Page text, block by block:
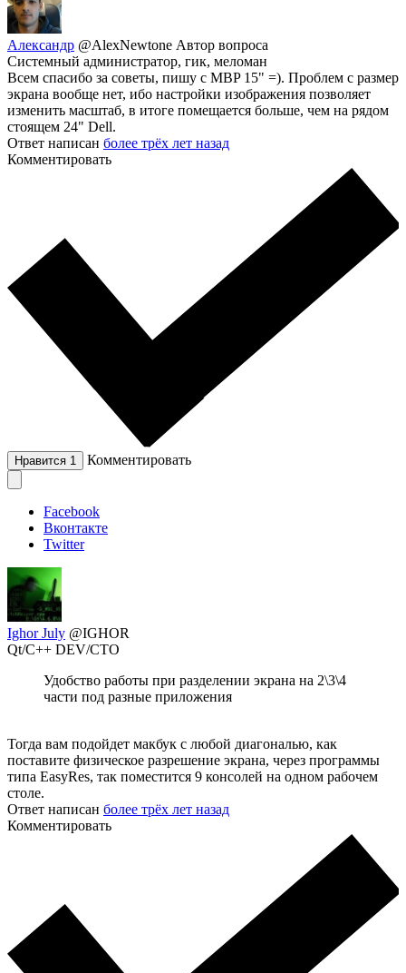
Александр @AlexNewtone Автор вопроса
Системный администратор, гик, меломан
Всем спасибо за советы, пишу с MBP 15" =). Проблем с размер
экрана вообще нет, ибо настройки изображения позволяет
изменить масштаб, в итоге помещается больше, чем на рядом
стоящем 24" Dell.
Ответ написан более трёх лет назад
Комментировать
Нравится 1 Комментировать
Facebook
Вконтакте
Twitter
Ighor July @IGHOR
Qt/C++ DEV/CTO
Удобство работы при разделении экрана на 2\3\4
части под разные приложения
Тогда вам подойдет макбук с любой диагональю, как
поставите физическое разрешение экрана, через программы
типа EasyRes, так поместится 9 консолей на одном рабочем
столе.
Ответ написан более трёх лет назад
Комментировать